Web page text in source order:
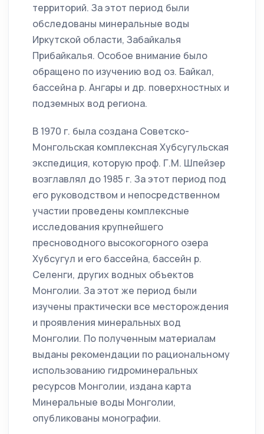
территорий. За этот период были
обследованы минеральные воды
Иркутской области, Забайкалья
Прибайкалья. Особое внимание было
обращено по изучению вод оз. Байкал,
бассейна р. Ангары и др. поверхностных и
подземных вод региона.
В 1970 г. была создана Советско-
Монгольская комплексная Хубсугульская
экспедиция, которую проф. Г.М. Шпейзер
возглавлял до 1985 г. За этот период под
его руководством и непосредственном
участии проведены комплексные
исследования крупнейшего
пресноводного высокогорного озера
Хубсугул и его бассейна, бассейн р.
Селенги, других водных объектов
Монголии. За этот же период были
изучены практически все месторождения
и проявления минеральных вод
Монголии. По полученным материалам
выданы рекомендации по рациональному
использованию гидроминеральных
ресурсов Монголии, издана карта
Минеральные воды Монголии,
опубликованы монографии.